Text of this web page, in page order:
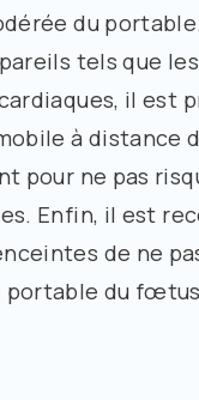
du
tels que les
il est
à distance
pour ne pas
Enfin, il est
de ne
portable du